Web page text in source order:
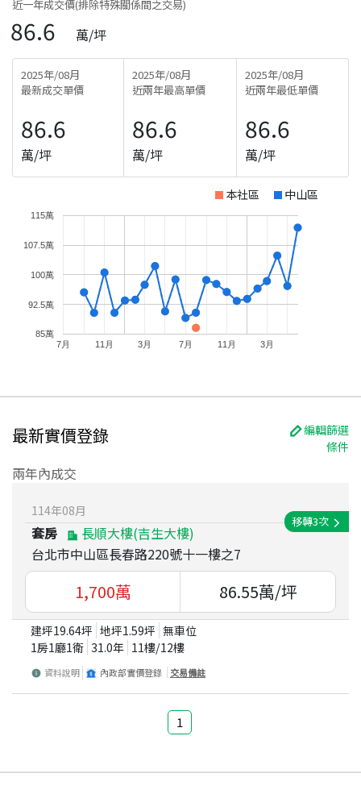
近一年成交價(排除特殊關係間之交易)
86.6 萬/坪
2025年/08月
最新成交單價
86.6
萬/坪
2025年/08月
近兩年最高單價
86.6
萬/坪
2025年/08月
近兩年最低單價
86.6
萬/坪
本社區 中山區
7月 11月 3月 7月 11月 3月
85萬
92.5萬
100萬
107.5萬
115萬
最新實價登錄
編輯篩選
條件
兩年內成交
114年08月
套房
長順大樓(吉生大樓)
台北市中山區長春路220號十一樓之7
移轉3次
1,700萬 86.55萬/坪
建坪19.64坪 地坪1.59坪 無車位
1房1廳1衛 31.0年 11樓/12樓
資料說明 內政部實價登錄 交易備註
1